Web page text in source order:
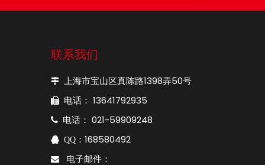
联系我们
 上海市宝山区真陈路1398弄50号
 电话： 13641792935
 电话： 021-59909248
 QQ ：168580492
 电子邮件：